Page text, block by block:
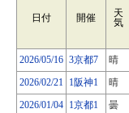
日付 開催
天
気
2026/05/16 3京都7 晴
2026/02/21 1阪神1 晴
2026/01/04 1京都1 曇